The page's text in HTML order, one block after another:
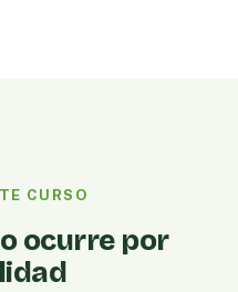
CURSO
ocurre por